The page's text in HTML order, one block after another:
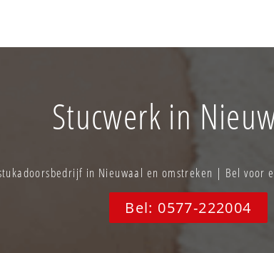
Stucwerk in
in Nieuwaal en omstreken | Bel voor
Bel: 0577-222004